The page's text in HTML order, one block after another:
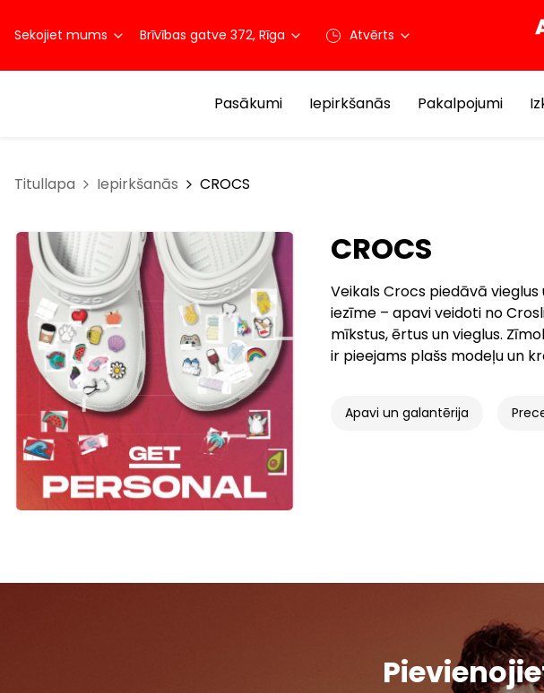
Sekojiet mums Brīvības gatve 372, Rīga Atvērts
Pasākumi Iepirkšanās Pakalpojumi
Titullapa Iepirkšanās CROCS
CROCS
Veikals Crocs piedāvā
iezīme – apavi veidoti no
mīkstus, ērtus un vieglus.
ir pieejams plašs modeļu un
Apavi un galantērija